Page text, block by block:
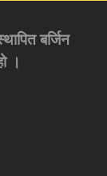
बर्जिन
।